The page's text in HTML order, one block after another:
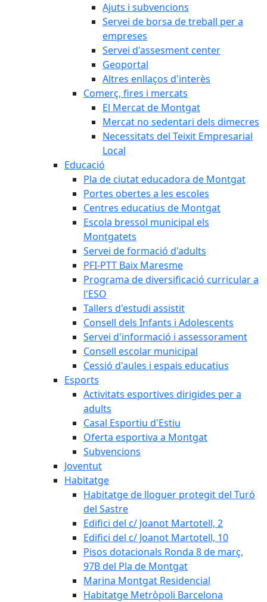
Ajuts i subvencions
Servei de borsa de treball per a
empreses
Servei d'assesment center
Geoportal
Altres enllaços d'interès
Comerç, fires i mercats
El Mercat de Montgat
Mercat no sedentari dels dimecres
Necessitats del Teixit Empresarial
Local
Educació
Pla de ciutat educadora de Montgat
Portes obertes a les escoles
Centres educatius de Montgat
Escola bressol municipal els
Montgatets
Servei de formació d'adults
PFI-PTT Baix Maresme
Programa de diversificació curricular a
l'ESO
Tallers d'estudi assistit
Consell dels Infants i Adolescents
Servei d'informació i assessorament
Consell escolar municipal
Cessió d'aules i espais educatius
Esports
Activitats esportives dirigides per a
adults
Casal Esportiu d'Estiu
Oferta esportiva a Montgat
Subvencions
Joventut
Habitatge
Habitatge de lloguer protegit del Turó
del Sastre
Edifici del c/ Joanot Martotell, 2
Edifici del c/ Joanot Martotell, 10
Pisos dotacionals Ronda 8 de març,
97B del Pla de Montgat
Marina Montgat Residencial
Habitatge Metròpoli Barcelona